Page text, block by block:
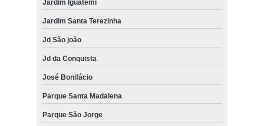
Jardim Iguatemi
Jardim Santa Terezinha
Jd São joão
Jd da Conquista
José Bonifácio
Parque Santa Madalena
Parque São Jorge